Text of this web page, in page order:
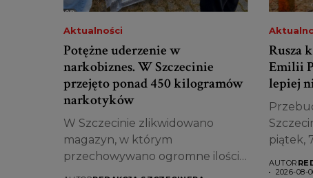
Aktualności
Potężne uderzenie w
narkobiznes. W Szczecinie
przejęto ponad 450 kilogramów
narkotyków
W Szczecinie zlikwidowano
magazyn, w którym
przechowywano ogromne ilości
Rusza
Emilii
lepiej
piątek,
AUTOR
2026-08-